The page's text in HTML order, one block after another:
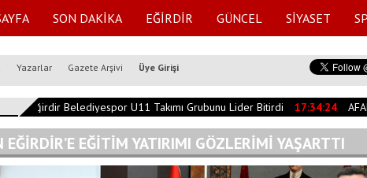
SON DAKİKA EĞİRDİR GÜNCEL SİYASET
Yazarlar Gazete Arşivi Üye Girişi
Eğirdir Belediyespor U11 Takımı Grubunu Lider Bitirdi 17:34:24
EĞİRDİR’E EĞİTİM YATIRIMI GÖZLERİMİ YAŞARTTI